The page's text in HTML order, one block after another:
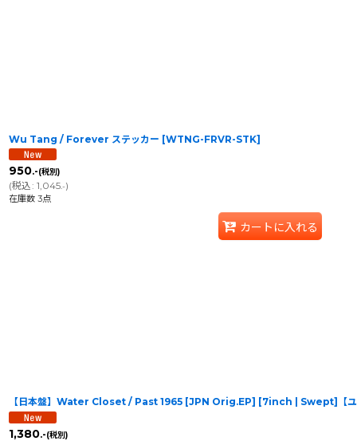
Wu Tang / Forever ステッカー [WTNG-FRVR-STK]
950.-(税別)
(税込: 1,045.-)
在庫数 3点
カートに入れる
【日本盤】Water Closet / Past 1965 [JPN Orig.EP] [7inch | Swept]【ユ
1,380.-(税別)